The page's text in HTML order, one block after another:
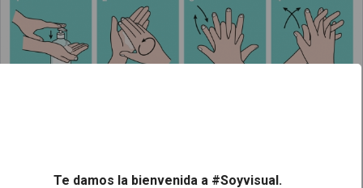
Te damos la bienvenida a #Soyvisual.